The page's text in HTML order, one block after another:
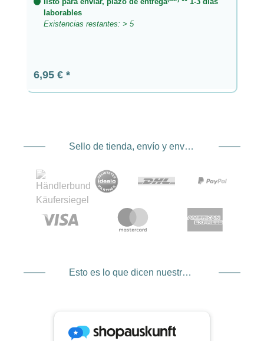
laborables
Existencias restantes: > 5
Precio normal:
6,95 €
Sello de tienda, envío y envío. Proveedor de servicios de pago
Esto es lo que dicen nuestros clientes